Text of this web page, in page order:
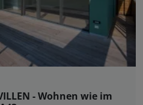
- Wohnen wie im